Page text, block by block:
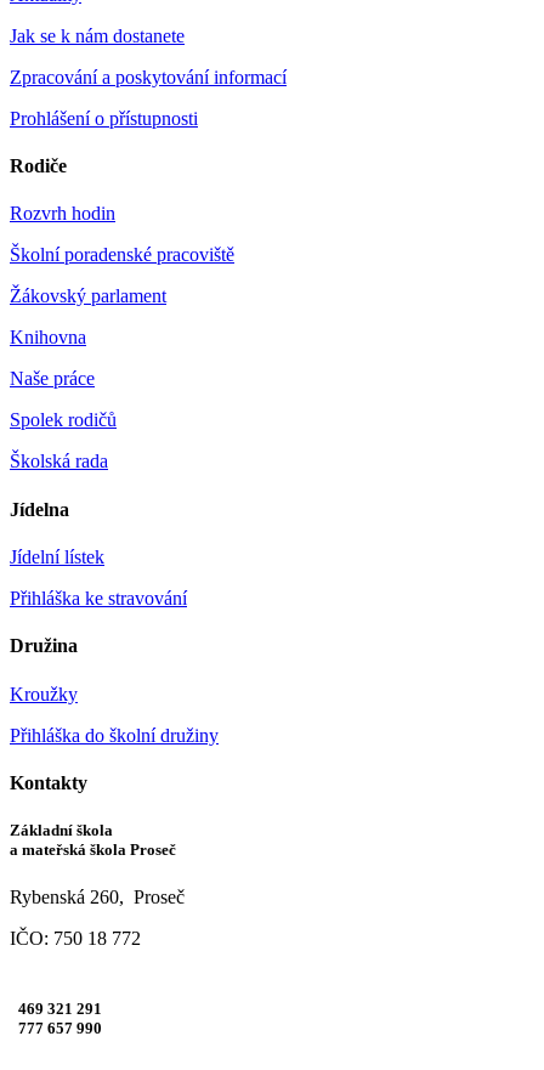
Jak se k nám dostanete
Zpracování a poskytování informací
Prohlášení o přístupnosti
Rodiče
Rozvrh hodin
Školní poradenské pracoviště
Žákovský parlament
Knihovna
Naše práce
Spolek rodičů
Školská rada
Jídelna
Jídelní lístek
Přihláška ke stravování
Družina
Kroužky
Přihláška do školní družiny
Kontakty
Základní škola
a mateřská škola Proseč
Rybenská 260, Proseč
IČO: 750 18 772
469 321 291
777 657 990